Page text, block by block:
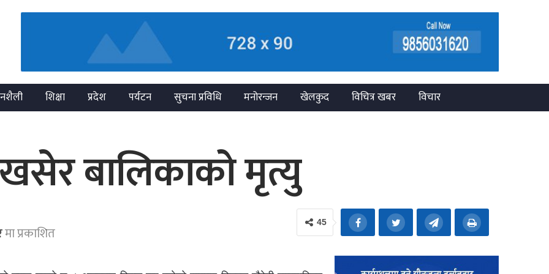
शिक्षा प्रदेश पर्यटन सुचना प्रविधि मनोरन्जन खेलकुद विचित्र खबर
विचार
खसेर बालिकाको मृत्यु
मा प्रकाशित
45